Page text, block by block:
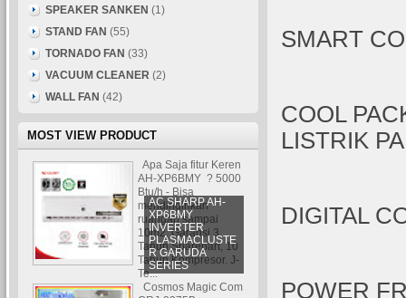
SMART
COOL
LISTRIK
DIGITAL
POWER
SPEAKER SANKEN (1)
STAND FAN (55)
TORNADO FAN (33)
VACUUM CLEANER (2)
WALL FAN (42)
MOST VIEW PRODUCT
AC SHARP AH-
XP6BMY
INVERTER
PLASMACLUSTE
R GARUDA
SERIES
Apa Saja fitur Keren
AH-XP6BMY ? 5000
Btu/h - Bisa
mendinginkan
ruangan sampai
10m2. Garansi 3
Tahun Sparepart, 10
Tahun Kompresor. J-
Te...
Cosmos Magic Com